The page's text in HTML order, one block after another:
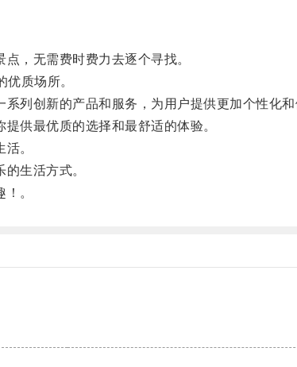
，无需费时费力去逐个寻找。
质场所。
创新的产品和服务，为用户提供更加个性化和
供最优质的选择和最舒适的体验。
。
生活方式。
。